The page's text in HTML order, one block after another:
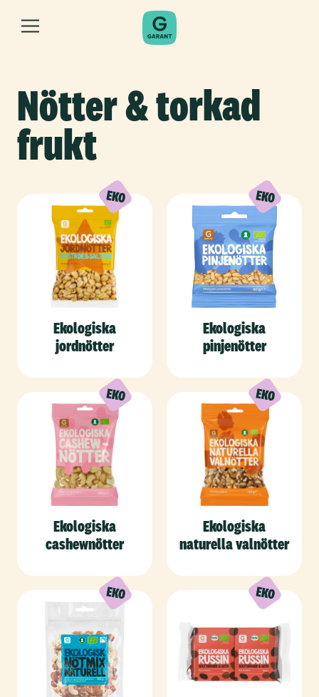
Nötter & torkad
frukt
Ekologiska
jordnötter
Ekologiska
pinjenötter
Ekologiska
cashewnötter
Ekologiska
naturella valnötter